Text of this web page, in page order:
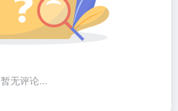
暂无评论...